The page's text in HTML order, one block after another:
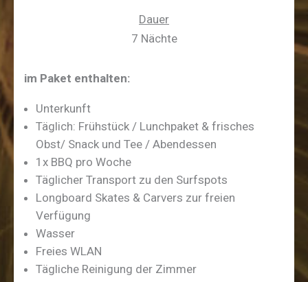
Dauer
7 Nächte
im Paket enthalten:
Unterkunft
Täglich: Frühstück / Lunchpaket & frisches
Obst/ Snack und Tee / Abendessen
1x BBQ pro Woche
Täglicher Transport zu den Surfspots
Longboard Skates & Carvers zur freien
Verfügung
Wasser
Freies WLAN
Tägliche Reinigung der Zimmer